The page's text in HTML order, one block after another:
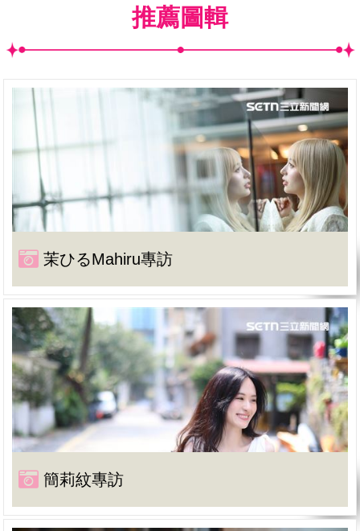
推薦圖輯
茉ひるMahiru專訪
簡莉紋專訪